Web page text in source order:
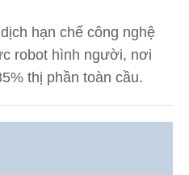
hạn chế công nghệ
robot hình người, nơi
thị phần toàn cầu.